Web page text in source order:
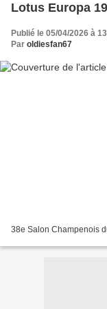
Lotus Europa
Publié le 05/04/2026 à
Par oldiesfan67
38e Salon Champenois